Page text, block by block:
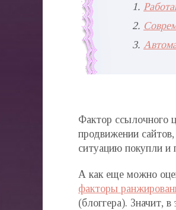
Фактор ссылочного
продвижении
ситуацию покупли и
А как еще можно
факторы
(блоггера). Значит,